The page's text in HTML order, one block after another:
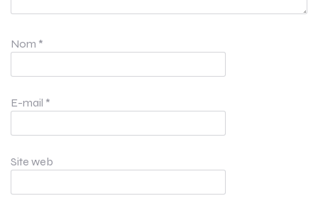
Nom *
E-mail *
Site web